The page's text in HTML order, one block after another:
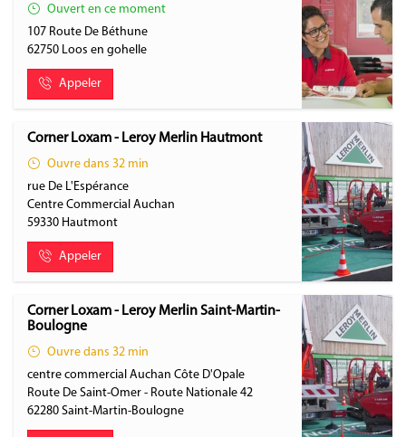
Ouvert en ce moment
107 Route De Béthune
62750 Loos en gohelle
Appeler
Corner Loxam - Leroy Merlin Hautmont
Ouvre dans 32 min
rue De L'Espérance
Centre Commercial Auchan
59330 Hautmont
Appeler
Corner Loxam - Leroy Merlin Saint-Martin-
Boulogne
Ouvre dans 32 min
centre commercial Auchan Côte D'Opale
Route De Saint-Omer - Route Nationale 42
62280 Saint-Martin-Boulogne